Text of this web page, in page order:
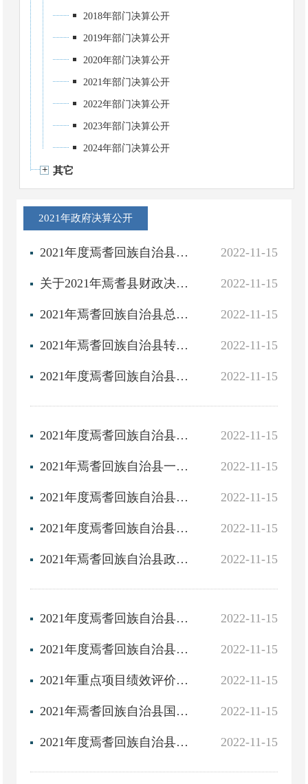
2018年部门决算公开
2019年部门决算公开
2020年部门决算公开
2021年部门决算公开
2022年部门决算公开
2023年部门决算公开
2024年部门决算公开
其它
2021年政府决算公开
2022-11-15
2021年度焉耆回族自治县政府决算公开目录
2022-11-15
关于2021年焉耆县财政决算和2022年1-6月财政预算执行及预算调整情况报告的决议
2022-11-15
2021年焉耆回族自治县总决算报表分析
2022-11-15
2021年焉耆回族自治县转移支付情况说明
2022-11-15
2021年度焉耆回族自治县一般公共预算决算表
2022-11-15
2021年度焉耆回族自治县一般公共预算转移性收支决算表
2022-11-15
2021年焉耆回族自治县一般公共预算转移支付情况(分地区、项目)
2022-11-15
2021年度焉耆回族自治县政府基金决算表
2022-11-15
2021年度焉耆回族自治县政府性基金预算转移性收支决算表
2022-11-15
2021年焉耆回族自治县政府性基金转移支付预算安排情况（分地区、项目）
2022-11-15
2021年度焉耆回族自治县国有资本经营预算决算表
2022-11-15
2021年度焉耆回族自治县国有资本经营预算转移性收支决算表
2022-11-15
2021年重点项目绩效评价报告
2022-11-15
2021年焉耆回族自治县国有资本经营预算转移支付安排情况表（分地区、项目）
2022-11-15
2021年度焉耆回族自治县政府债务限额和余额情况表